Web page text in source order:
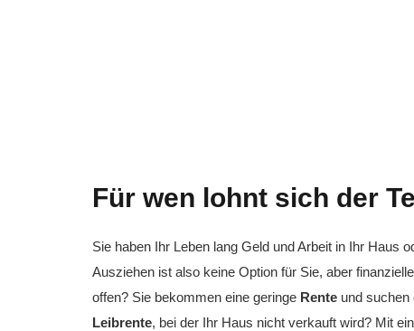
Für wen lohnt sich der
Sie haben Ihr Leben lang Geld und Arbeit in Ihr Haus
Ausziehen ist also keine Option für Sie, aber
offen? Sie bekommen eine geringe Rente und suchen
Leibrente, bei der Ihr Haus nicht verkauft wird? Mit